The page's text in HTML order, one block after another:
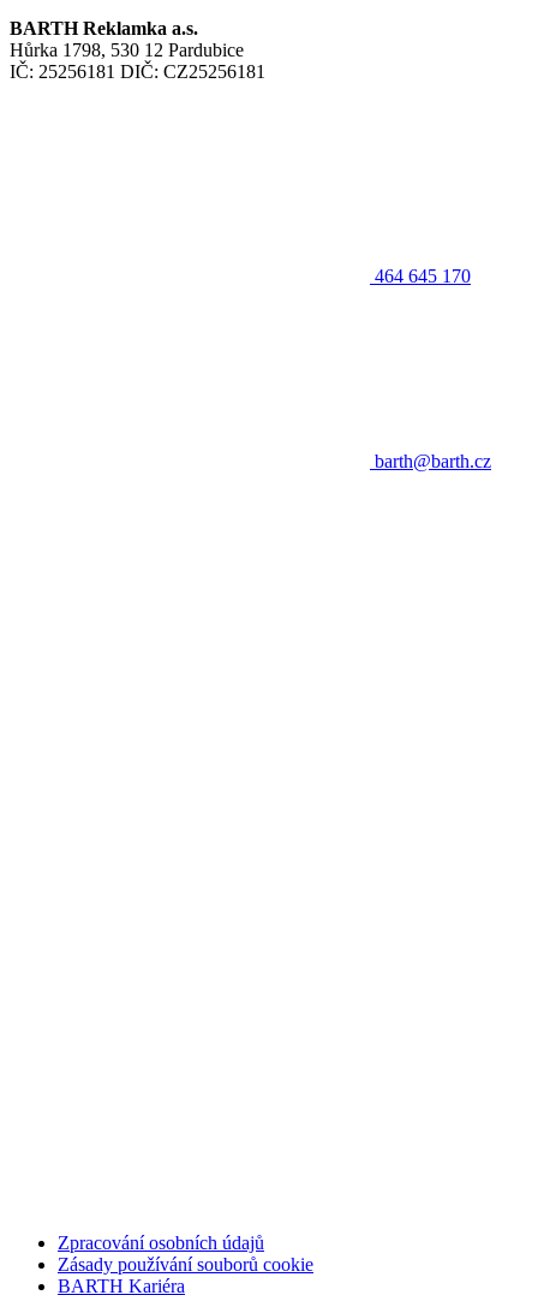
BARTH Reklamka a.s.
Hůrka 1798, 530 12 Pardubice
IČ: 25256181 DIČ: CZ25256181
464 645 170
barth@barth.cz
Zpracování osobních údajů
Zásady používání souborů cookie
BARTH Kariéra